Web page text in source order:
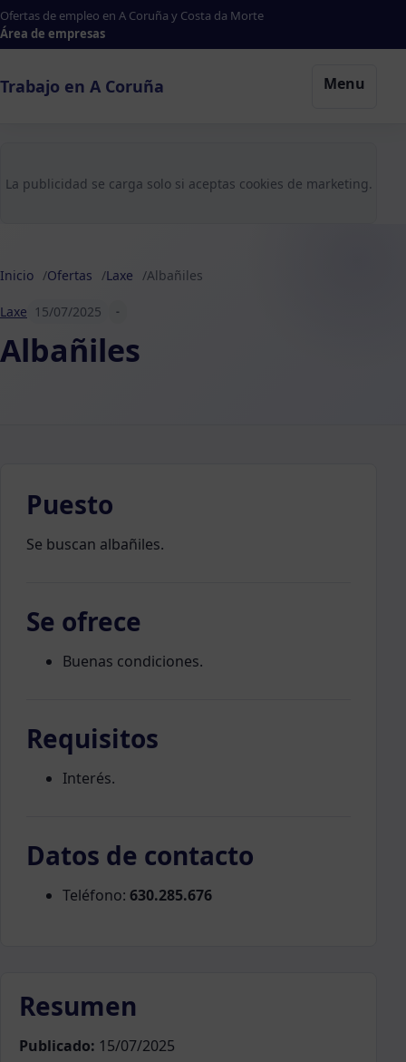
Ofertas de empleo en A Coruña y Costa da Morte
Área de empresas
Trabajo en A Coruña Menu
La publicidad se carga solo si aceptas cookies de marketing.
Inicio Ofertas Laxe Albañiles
Laxe 15/07/2025 -
Albañiles
Puesto
Se buscan albañiles.
Se ofrece
Buenas condiciones.
Requisitos
Interés.
Datos de contacto
Teléfono: 630.285.676
Resumen
Publicado: 15/07/2025